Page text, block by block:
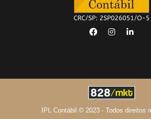
IPL Contábil © 2023 - Todos direitos